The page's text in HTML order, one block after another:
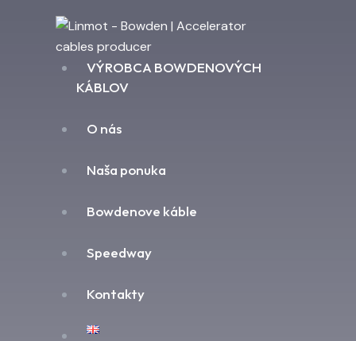
VÝROBCA BOWDENOVÝCH
KÁBLOV
O nás
Naša ponuka
Bowdenove káble
Speedway
Kontakty